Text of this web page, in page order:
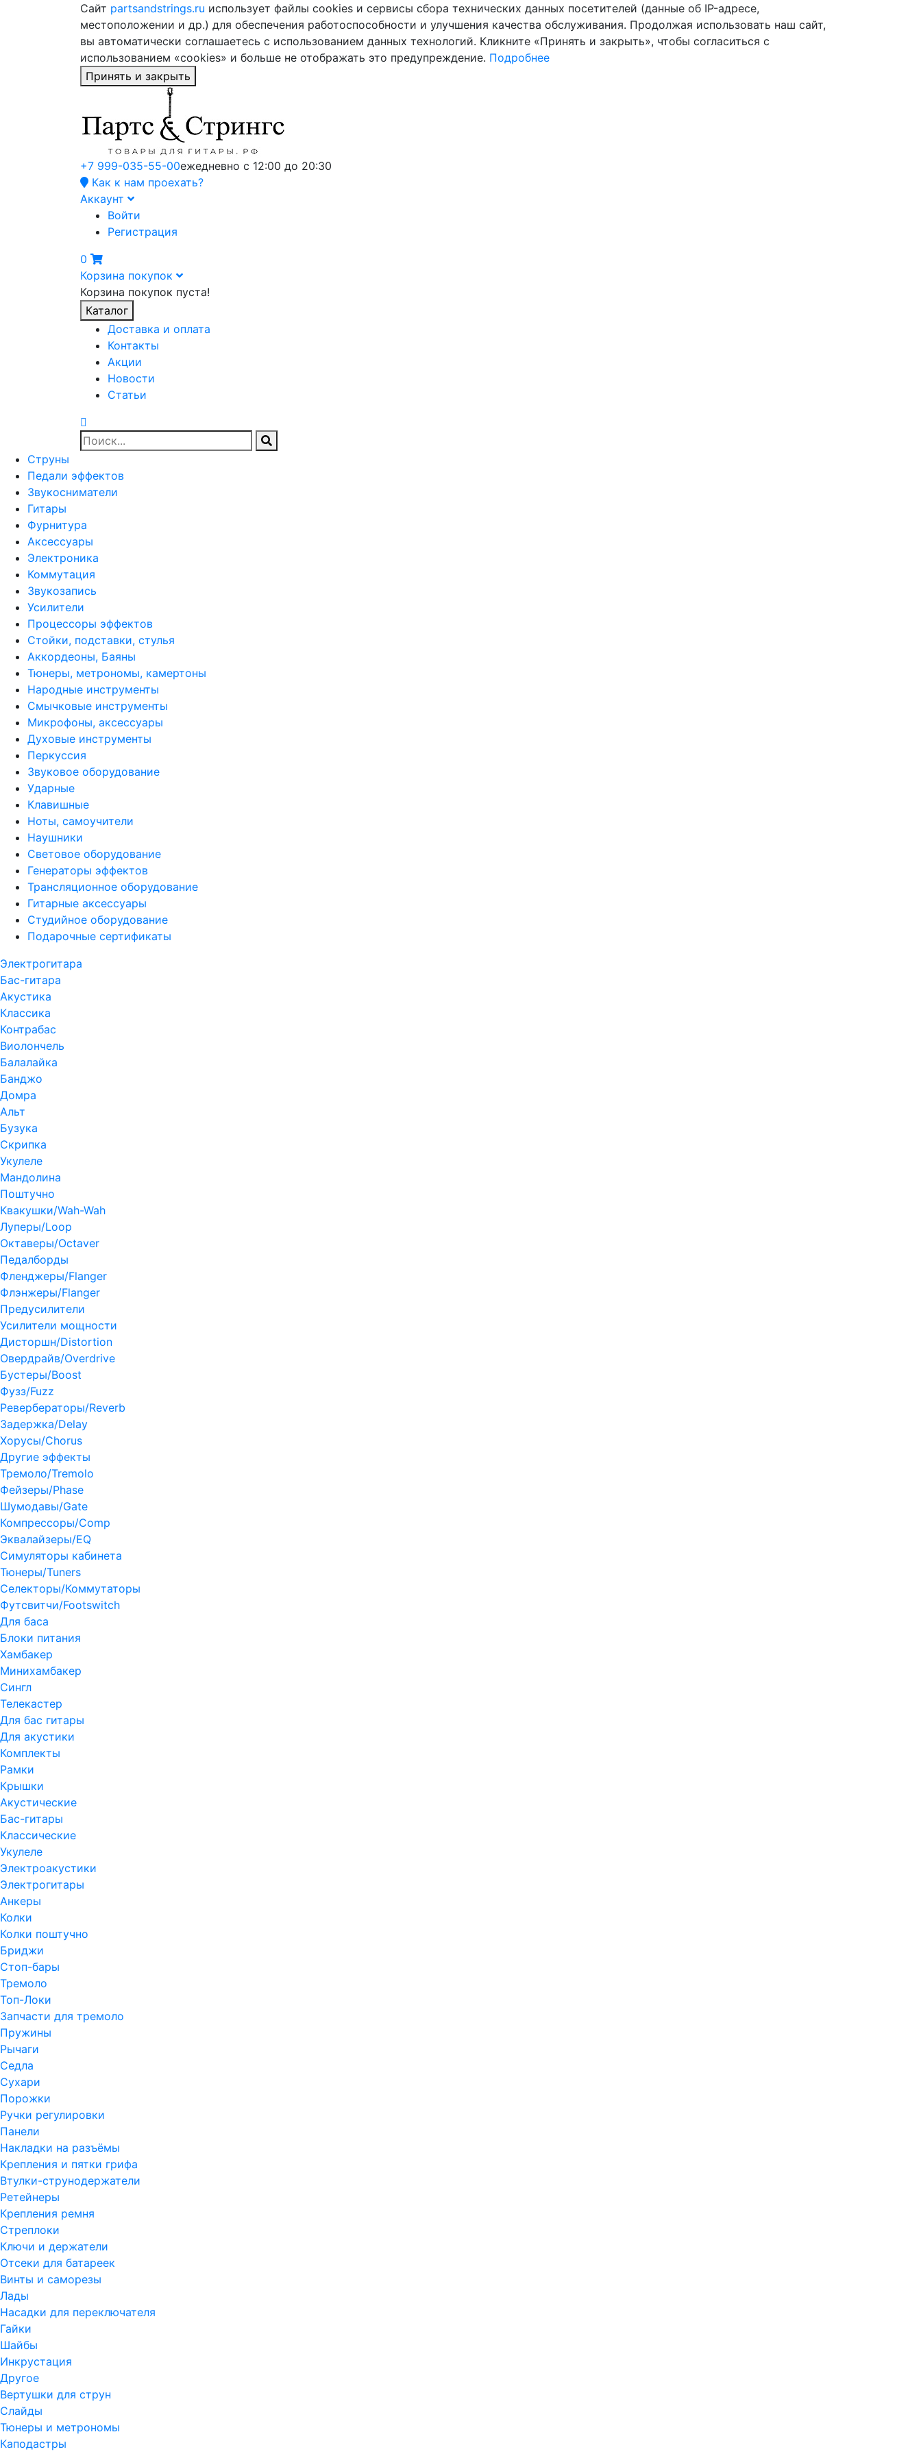
Сайт partsandstrings.ru использует файлы cookies и сервисы сбора технических данных посетителей (данные об IP-адресе,
местоположении и др.) для обеспечения работоспособности и улучшения качества обслуживания. Продолжая использовать наш сайт,
вы автоматически соглашаетесь с использованием данных технологий. Кликните «Принять и закрыть», чтобы согласиться с
использованием «cookies» и больше не отображать это предупреждение. Подробнее
Принять и закрыть
+7 999-035-55-00ежедневно с 12:00 до 20:30
Как к нам проехать?
Аккаунт
Войти
Регистрация
0
Корзина покупок
Корзина покупок пуста!
Каталог
Доставка и оплата
Контакты
Акции
Новости
Статьи
Струны
Педали эффектов
Звукосниматели
Гитары
Фурнитура
Аксессуары
Электроника
Коммутация
Звукозапись
Усилители
Процессоры эффектов
Стойки, подставки, стулья
Аккордеоны, Баяны
Тюнеры, метрономы, камертоны
Народные инструменты
Смычковые инструменты
Микрофоны, аксессуары
Духовые инструменты
Перкуссия
Звуковое оборудование
Ударные
Клавишные
Ноты, самоучители
Наушники
Световое оборудование
Генераторы эффектов
Трансляционное оборудование
Гитарные аксессуары
Студийное оборудование
Подарочные сертификаты
Электрогитара
Бас-гитара
Акустика
Классика
Контрабас
Виолончель
Балалайка
Банджо
Домра
Альт
Бузука
Скрипка
Укулеле
Мандолина
Поштучно
Квакушки/Wah-Wah
Луперы/Loop
Октаверы/Octaver
Педалборды
Фленджеры/Flanger
Флэнжеры/Flanger
Предусилители
Усилители мощности
Дисторшн/Distortion
Овердрайв/Overdrive
Бустеры/Boost
Фузз/Fuzz
Ревербераторы/Reverb
Задержка/Delay
Хорусы/Chorus
Другие эффекты
Тремоло/Tremolo
Фейзеры/Phase
Шумодавы/Gate
Компрессоры/Comp
Эквалайзеры/EQ
Симуляторы кабинета
Тюнеры/Tuners
Селекторы/Коммутаторы
Футсвитчи/Footswitch
Для баса
Блоки питания
Хамбакер
Минихамбакер
Сингл
Телекастер
Для бас гитары
Для акустики
Комплекты
Рамки
Крышки
Акустические
Бас-гитары
Классические
Укулеле
Электроакустики
Электрогитары
Анкеры
Колки
Колки поштучно
Бриджи
Стоп-бары
Тремоло
Топ-Локи
Запчасти для тремоло
Пружины
Рычаги
Седла
Сухари
Порожки
Ручки регулировки
Панели
Накладки на разъёмы
Крепления и пятки грифа
Втулки-струнодержатели
Ретейнеры
Крепления ремня
Стреплоки
Ключи и держатели
Отсеки для батареек
Винты и саморезы
Лады
Насадки для переключателя
Гайки
Шайбы
Инкрустация
Другое
Вертушки для струн
Слайды
Тюнеры и метрономы
Каподастры